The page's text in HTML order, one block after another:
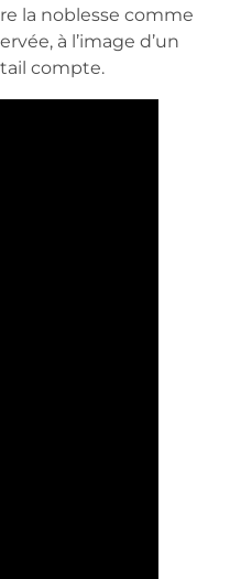
la noblesse comme
à l’image d’un
compte.